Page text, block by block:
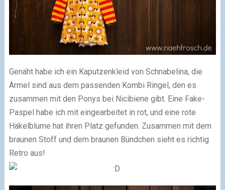
Genäht habe ich ein Kaputzenkleid von Schnabelina, die
Ärmel sind aus dem passenden Kombi Ringel, den es
zusammen mit den Ponys bei Nicibiene gibt. Eine Fake-
Paspel habe ich mit eingearbeitet in rot, und eine rote
Häkelblume hat ihren Platz gefunden. Zusammen mit dem
braunen Stoff und dem braunen Bündchen sieht es richtig
Retro aus!